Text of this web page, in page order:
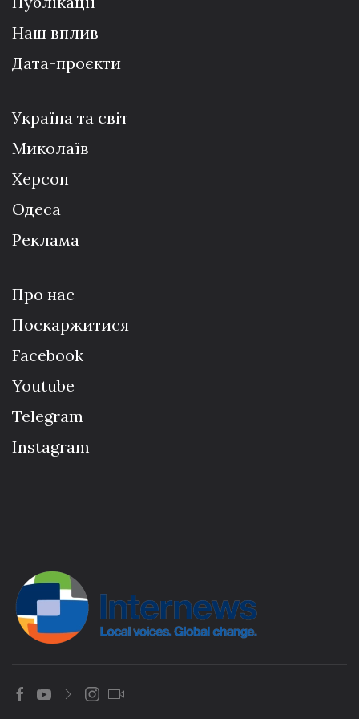
Наш вплив
Дата-проєкти
Україна та світ
Миколаїв
Херсон
Одеса
Реклама
Про нас
Поскаржитися
Facebook
Youtube
Telegram
Instagram